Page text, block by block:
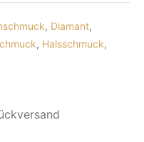
, Diamant,
, Halsschmuck,